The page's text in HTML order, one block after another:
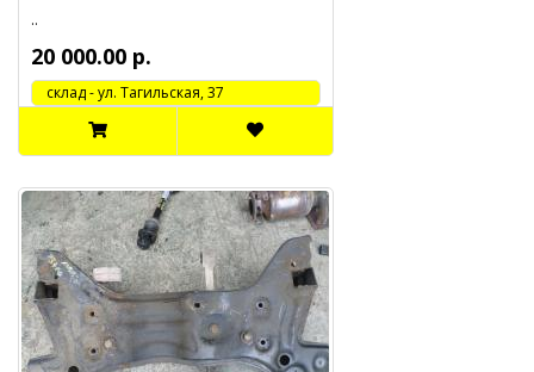
..
20 000.00 р.
cклад - ул. Тагильская, 37